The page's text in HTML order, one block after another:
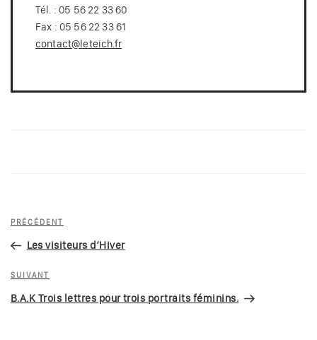
Tél. : 05 56 22 33 60
Fax : 05 56 22 33 61
contact@leteich.fr
Navigation
l’article
Article
précédent
PRÉCÉDENT
Les visiteurs d’Hiver
Article
suivant
SUIVANT
B.A.K Trois lettres pour trois portraits féminins.